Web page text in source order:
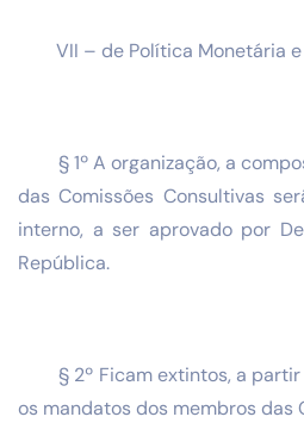
VII – de Política Monetária e
§ 1º A organização, a
das Comissões Consultivas
interno, a ser aprovado por
República.
§ 2º Ficam extintos, a partir
os mandatos dos membros das